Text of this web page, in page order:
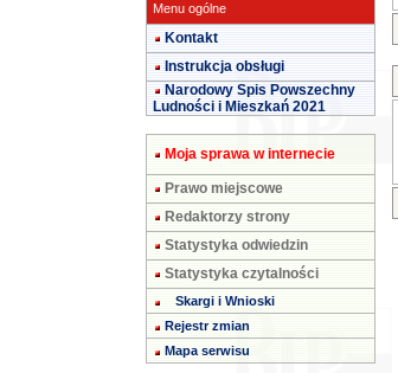
Menu ogólne
Kontakt
Instrukcja obsługi
Narodowy Spis Powszechny
Ludności i Mieszkań 2021
Moja sprawa w internecie
Prawo miejscowe
Redaktorzy strony
Statystyka odwiedzin
Statystyka czytalności
Skargi i Wnioski
Rejestr zmian
Mapa serwisu